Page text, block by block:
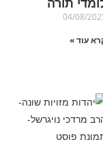
04/08/
עוד »